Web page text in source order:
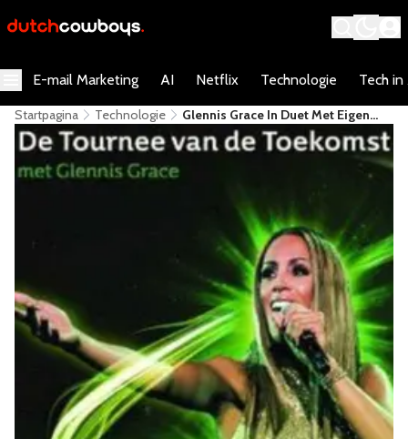
E-mail Marketing AI Netflix Technologie Tech in
Startpagina Technologie
Glennis Grace In Duet Met Eigen
Hologram